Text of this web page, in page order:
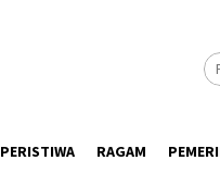
PERISTIWA RAGAM